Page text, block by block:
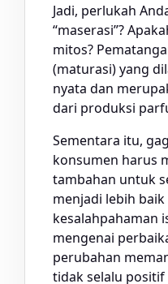
Jadi, perlukah
“maserasi”?
mitos?
(maturasi) yang
nyata dan
dari produksi
Sementara itu,
konsumen harus
tambahan untuk
menjadi lebih
kesalahpahaman
mengenai
perubahan
tidak selalu